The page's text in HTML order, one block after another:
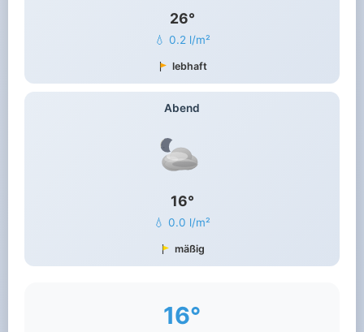
26°
💧 0.2 l/m²
lebhaft
Abend
16°
💧 0.0 l/m²
mäßig
16°